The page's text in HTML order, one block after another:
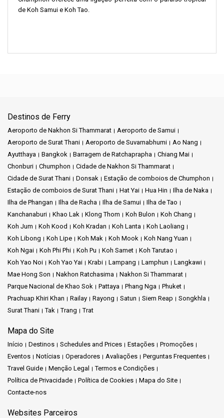
de Koh Samui e Koh Tao.
Destinos de Ferry
Aeroporto de Nakhon Si Thammarat
Aeroporto de Samui
Aeroporto de Surat Thani
Aeroporto de Suvarnabhumi
Ao Nang
Ayutthaya
Bangkok Barragem de Ratchaprapha
Chiang Mai
Chonburi
Chumphon
Cidade de Nakhon Si Thammarat
Cidade de Surat Thani
Donsak
Estação de comboios de Chumphon
Estação de comboios de Surat Thani
Hat Yai Hua Hin
Ilha de Naka
Ilha de Phangan
Ilha de Racha Ilha de Samui
Ilha de Tao
Kanchanaburi
Khao Lak Klong Thom Koh Bulon
Koh Chang
Koh Jum
Koh Kood Koh Kradan Koh Lanta
Koh Laoliang
Koh Libong
Koh Lipe Koh Mak Koh Mook
Koh Nang Yuan
Koh Ngai
Koh Phi Phi Koh Pu Koh Samet
Koh Tarutao
Koh Yao Noi
Koh Yao Yai Krabi Lampang Lamphun
Langkawi
Mae Hong Son
Nakhon Ratchasima
Nakhon Si Thammarat
Parque Nacional de Khao Sok
Pattaya Phang Nga
Phuket
Prachuap Khiri Khan
Railay Rayong Satun Siem Reap
Songkhla
Surat Thani
Tak Trang Trat
Mapa do Site
Início Destinos Schedules and Prices Estações
Promoções
Eventos
Notícias Operadores Avaliações
Perguntas Frequentes
Travel Guide
Menção Legal
Termos e Condições
Política de Privacidade
Política de Cookies
Mapa do Site
Contacte-nos
Websites Parceiros